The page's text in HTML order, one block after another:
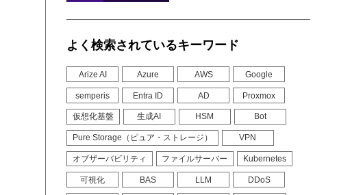
よく検索されているキーワード
Arize AI Azure AWS Google
semperis Entra ID AD Proxmox
仮想化基盤 生成AI HSM Bot
Pure Storage（ピュア・ストレージ） VPN
オブザーバビリティ ファイルサーバー Kubernetes
可視化 BAS LLM DDoS